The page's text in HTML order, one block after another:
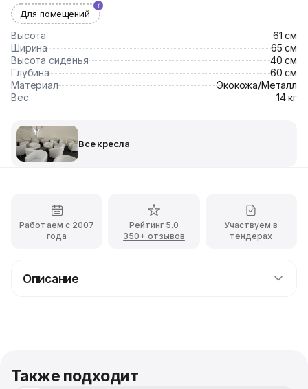
Для помещений
Высота
61 см
Ширина
65 см
Высота сиденья
40 см
Глубина
60 см
Материал
Экокожа/Металл
Вес
14 кг
Все кресла
Работаем с 2007
года
Рейтинг 5.0
350+ отзывов
Участвуем в
тендерах
Описание
дизайном подчеркнут стиль вашего события:
Также подходит